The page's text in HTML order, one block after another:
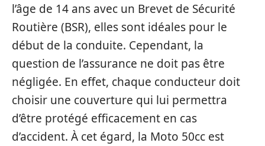
l’âge de 14 ans avec un Brevet de Sécurité
Routière (BSR), elles sont idéales pour le
début de la conduite. Cependant, la
question de l’assurance ne doit pas être
négligée. En effet, chaque conducteur doit
choisir une couverture qui lui permettra
d’être protégé efficacement en cas
d’accident. À cet égard, la Moto 50cc est